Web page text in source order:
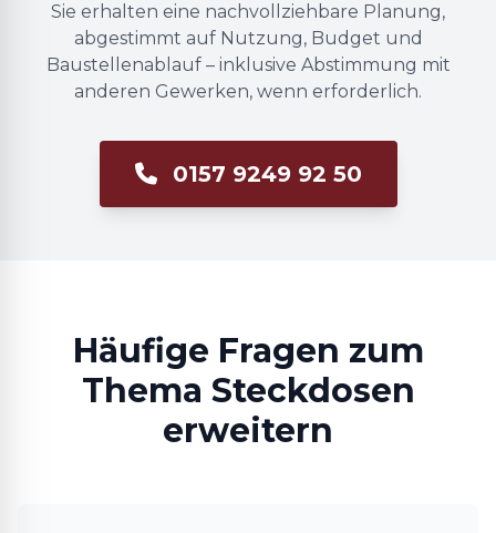
Sie erhalten eine nachvollziehbare Planung,
abgestimmt auf Nutzung, Budget und
Baustellenablauf – inklusive Abstimmung mit
anderen Gewerken, wenn erforderlich.
0157 9249 92 50
Häufige Fragen zum
Thema Steckdosen
erweitern